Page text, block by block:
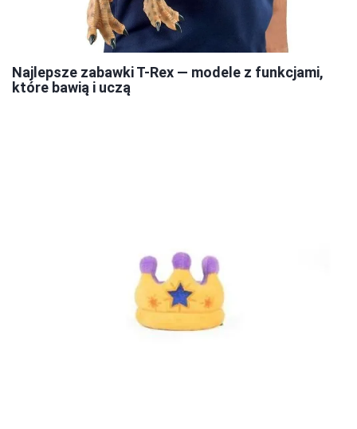
Najlepsze zabawki T-Rex — modele z funkcjami,
które bawią i uczą